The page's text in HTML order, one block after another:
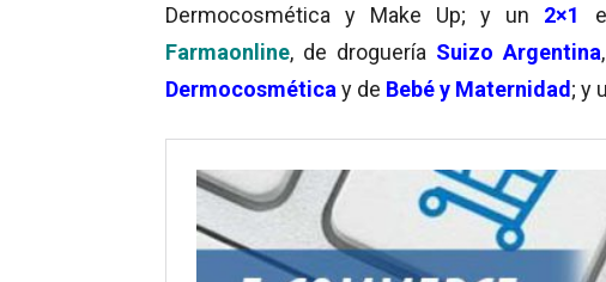
Dermocosmética y Make Up; y un 2×1
Farmaonline, de droguería Suizo Argentina
Dermocosmética y de Bebé y Maternidad; y